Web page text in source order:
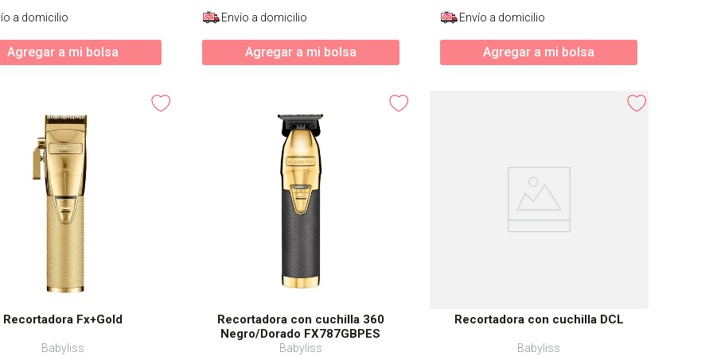
a domicilio
Agregar a mi bolsa
Envío a domicilio
Agregar a mi bolsa
Envío a domicilio
Agregar a mi bolsa
Recortadora Fx+Gold
Babyliss
Recortadora con cuchilla 360
Negro/Dorado FX787GBPES
Babyliss
Recortadora con cuchilla DCL
Babyliss